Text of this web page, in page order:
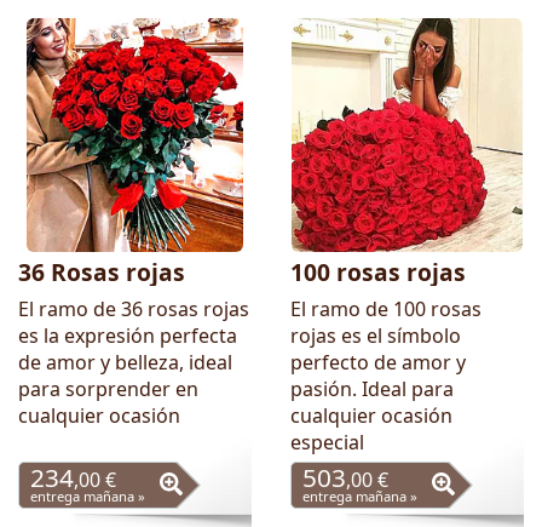
36 Rosas rojas
El ramo de 36 rosas rojas
es la expresión perfecta
de amor y belleza, ideal
para sorprender en
cualquier ocasión
234,00 €
entrega mañana »
100 rosas rojas
El ramo de 100 rosas
rojas es el símbolo
perfecto de amor y
pasión. Ideal para
cualquier ocasión
especial
503,00 €
entrega mañana »